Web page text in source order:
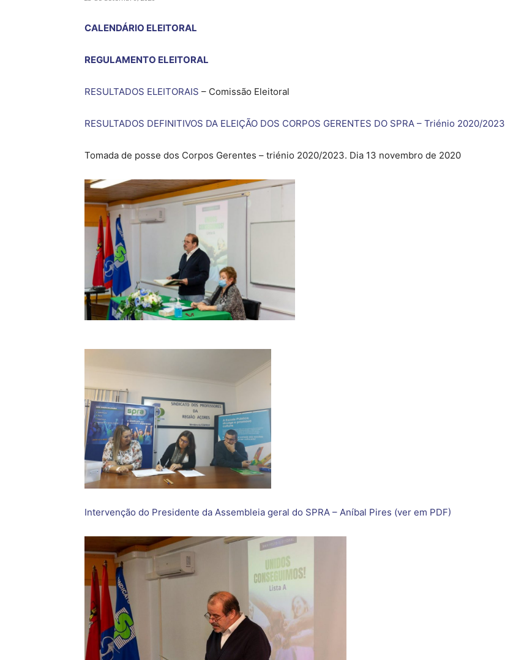
CALENDÁRIO ELEITORAL
REGULAMENTO ELEITORAL
RESULTADOS ELEITORAIS – Comissão Eleitoral
RESULTADOS DEFINITIVOS DA ELEIÇÃO DOS CORPOS GERENTES DO SPRA – Triénio 2020/2023
Tomada de posse dos Corpos Gerentes – triénio 2020/2023. Dia 13 novembro de 2020
Intervenção do Presidente da Assembleia geral do SPRA – Aníbal Pires (ver em PDF)